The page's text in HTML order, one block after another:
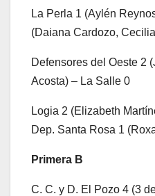
La Perla 1 (Aylén
(Daiana Cardozo,
Defensores del Oeste 2
Acosta) – La Salle 0
Logia 2 (Elizabeth
Dep. Santa Rosa 1
Primera B
C. C. y D. El Pozo 4 (3